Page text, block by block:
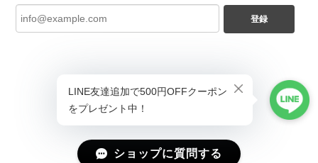
登録
ショップに質問する